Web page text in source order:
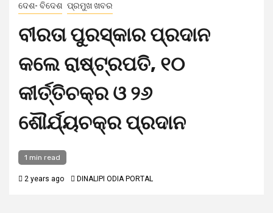
ଦେଶ- ବିଦେଶ ପ୍ରମୁଖ ଖବର
ବୀରତା ପୁରସ୍କାର ପ୍ରଦାନ
କଲେ ରାଷ୍ଟ୍ରପତି, ୧୦
କୀର୍ତ୍ତିଚକ୍ର ଓ ୨୬
ଶୌର୍ଯ୍ୟଚକ୍ର ପ୍ରଦାନ
1 min read
2 years ago DINALIPI ODIA PORTAL